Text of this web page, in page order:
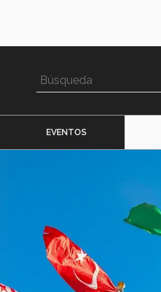
EVENTOS